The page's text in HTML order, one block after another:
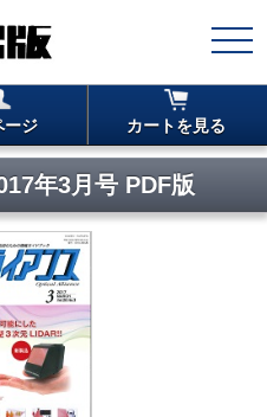
ージ カートを見る
年3月号 PDF版